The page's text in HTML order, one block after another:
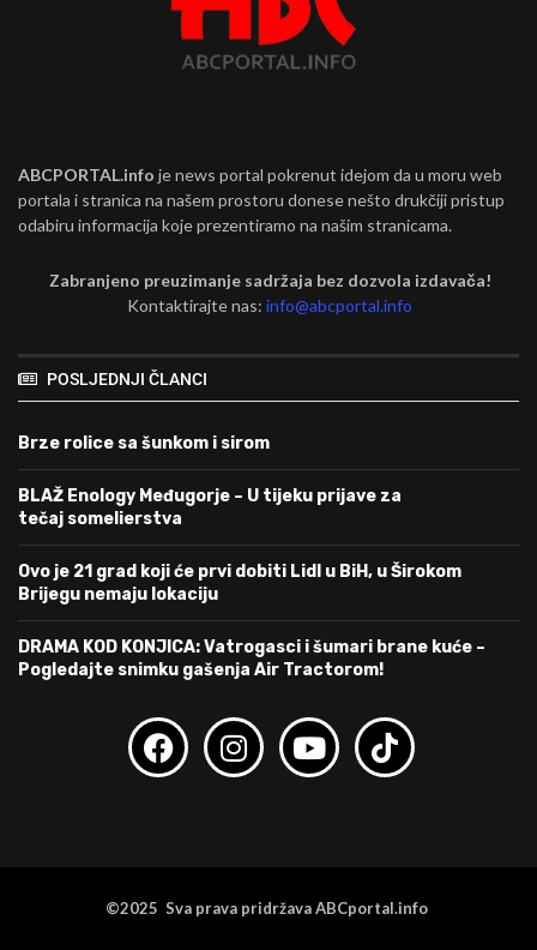
ABCPORTAL.info je news portal pokrenut idejom da u moru web
portala i stranica na našem prostoru donese nešto drukčiji pristup
odabiru informacija koje prezentiramo na našim stranicama.
Zabranjeno preuzimanje sadržaja bez dozvola izdavača!
Kontaktirajte nas:info@abcportal.info
POSLJEDNJI ČLANCI
Brze rolice sa šunkom i sirom
BLAŽ Enology Međugorje – U tijeku prijave za
tečaj somelierstva
Ovo je 21 grad koji će prvi dobiti Lidl u BiH, u Širokom
Brijegu nemaju lokaciju
DRAMA KOD KONJICA: Vatrogasci i šumari brane kuće –
Pogledajte snimku gašenja Air Tractorom!
©2025 Sva prava pridržava ABCportal.info